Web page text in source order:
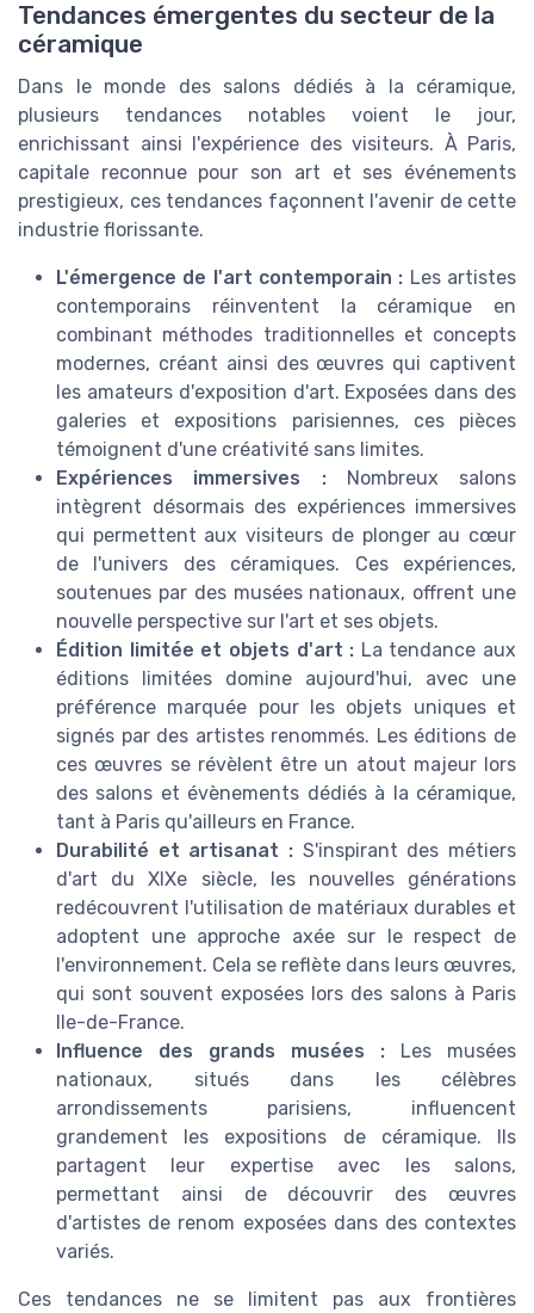
Tendances émergentes du secteur de la
céramique
Dans le monde des salons dédiés à la céramique,
plusieurs tendances notables voient le jour,
enrichissant ainsi l'expérience des visiteurs. À Paris,
capitale reconnue pour son art et ses événements
prestigieux, ces tendances façonnent l'avenir de cette
industrie florissante.
L'émergence de l'art contemporain : Les artistes
contemporains réinventent la céramique en
combinant méthodes traditionnelles et concepts
modernes, créant ainsi des œuvres qui captivent
les amateurs d'exposition d'art. Exposées dans des
galeries et expositions parisiennes, ces pièces
témoignent d'une créativité sans limites.
Expériences immersives :Nombreux salons
intègrent désormais des expériences immersives
qui permettent aux visiteurs de plonger au cœur
de l'univers des céramiques. Ces expériences,
soutenues par des musées nationaux, offrent une
nouvelle perspective sur l'art et ses objets.
Édition limitée et objets d'art : La tendance aux
éditions limitées domine aujourd'hui, avec une
préférence marquée pour les objets uniques et
signés par des artistes renommés. Les éditions de
ces œuvres se révèlent être un atout majeur lors
des salons et évènements dédiés à la céramique,
tant à Paris qu'ailleurs en France.
Durabilité et artisanat : S'inspirant des métiers
d'art du XIXe siècle, les nouvelles générations
redécouvrent l'utilisation de matériaux durables et
adoptent une approche axée sur le respect de
l'environnement. Cela se reflète dans leurs œuvres,
qui sont souvent exposées lors des salons à Paris
Ile-de-France.
Influence des grands musées : Les musées
nationaux, situés dans les célèbres
arrondissements parisiens, influencent
grandement les expositions de céramique. Ils
partagent leur expertise avec les salons,
permettant ainsi de découvrir des œuvres
d'artistes de renom exposées dans des contextes
variés.
Ces tendances ne se limitent pas aux frontières